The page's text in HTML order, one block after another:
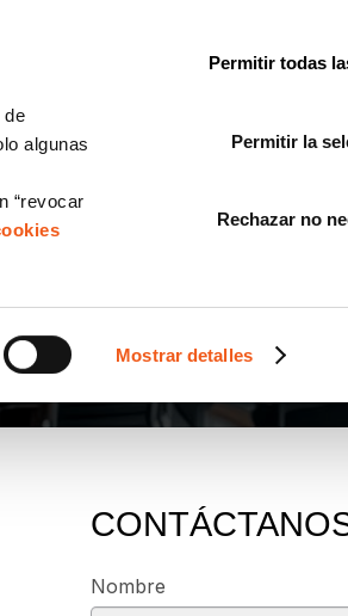
de
algunas
“revocar
Mostrar detalles
Permitir todas
Permitir la
Rechazar no
Nombre